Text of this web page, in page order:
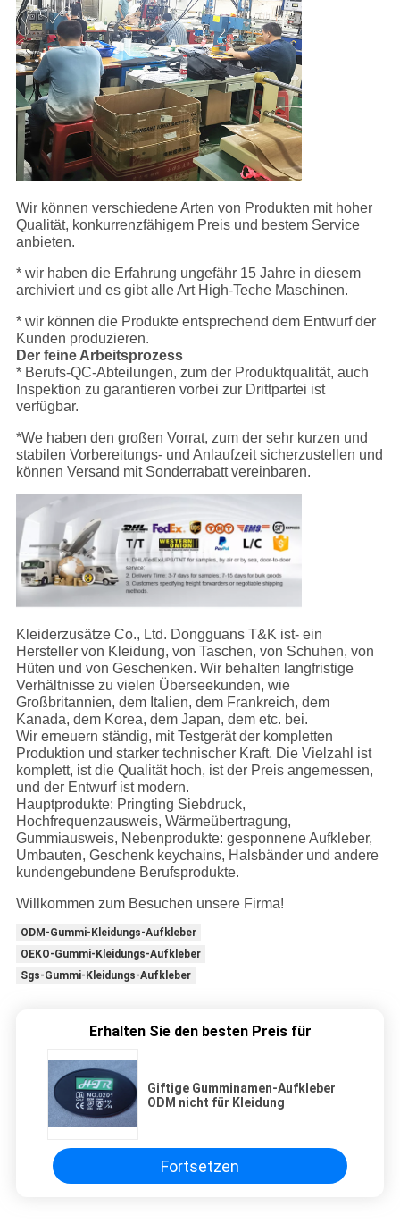
Wir können verschiedene Arten von Produkten mit hoher
Qualität, konkurrenzfähigem Preis und bestem Service
anbieten.
* wir haben die Erfahrung ungefähr 15 Jahre in diesem
archiviert und es gibt alle Art High-Teche Maschinen.
* wir können die Produkte entsprechend dem Entwurf der
Kunden produzieren.
Der feine Arbeitsprozess
* Berufs-QC-Abteilungen, zum der Produktqualität, auch
Inspektion zu garantieren vorbei zur Drittpartei ist
verfügbar.
*We haben den großen Vorrat, zum der sehr kurzen und
stabilen Vorbereitungs- und Anlaufzeit sicherzustellen und
können Versand mit Sonderrabatt vereinbaren.
Kleiderzusätze Co., Ltd. Dongguans T&K ist- ein
Hersteller von Kleidung, von Taschen, von Schuhen, von
Hüten und von Geschenken. Wir behalten langfristige
Verhältnisse zu vielen Überseekunden, wie
Großbritannien, dem Italien, dem Frankreich, dem
Kanada, dem Korea, dem Japan, dem etc. bei.
Wir erneuern ständig, mit Testgerät der kompletten
Produktion und starker technischer Kraft. Die Vielzahl ist
komplett, ist die Qualität hoch, ist der Preis angemessen,
und der Entwurf ist modern.
Hauptprodukte: Pringting Siebdruck,
Hochfrequenzausweis, Wärmeübertragung,
Gummiausweis, Nebenprodukte: gesponnene Aufkleber,
Umbauten, Geschenk keychains, Halsbänder und andere
kundengebundene Berufsprodukte.
Willkommen zum Besuchen unsere Firma!
ODM-Gummi-Kleidungs-Aufkleber
OEKO-Gummi-Kleidungs-Aufkleber
Sgs-Gummi-Kleidungs-Aufkleber
Erhalten Sie den besten Preis für
Giftige Gumminamen-Aufkleber
ODM nicht für Kleidung
Fortsetzen